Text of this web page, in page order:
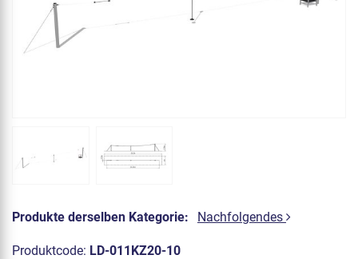
Produkte derselben Kategorie: Nachfolgendes
Produktcode: LD-011KZ20-10